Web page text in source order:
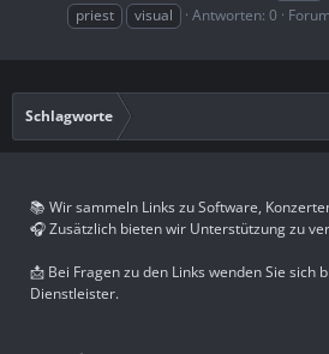
priest
visual Antworten: 0
Schlagworte
📚 Wir sammeln Links zu Software,
🎧 Zusätzlich bieten wir Unterstützung zu
📩 Bei Fragen zu den Links wenden Sie sich
Dienstleister.